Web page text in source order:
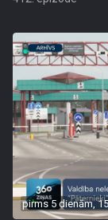
pirms 5 dienām,